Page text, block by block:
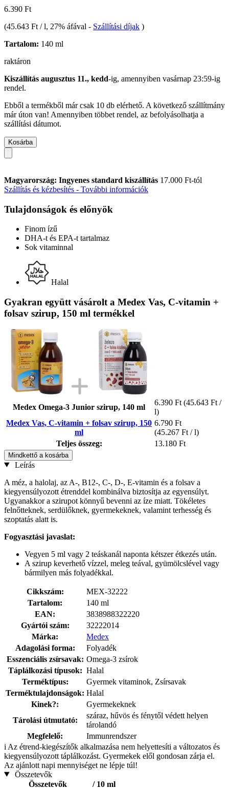
6.390 Ft
(45.643 Ft / l, 27% áfával - Szállítási díjak )
Tartalom: 140 ml
raktáron
Kiszállítás augusztus 11., kedd-ig, amennyiben vasárnap 23:59-ig
rendel.
Ebből a termékből már csak 10 db elérhető. A következő szállítmány
már úton van! Amennyiben többet rendel, az befolyásolhatja a
szállítási dátumot.
Kosárba
Magyarország: Ingyenes standard kiszállítás 17.000 Ft-tól
Szállítás és kézbesítés - További információk
Tulajdonságok és előnyök
Finom ízű
DHA-t és EPA-t tartalmaz
Sok vitaminnal
Halal
Gyakran együtt vásárolt a Medex Vas, C-vitamin +
folsav szirup, 150 ml termékkel
Medex Omega-3 Junior szirup, 140 ml
6.390 Ft (45.643 Ft /
l)
Medex Vas, C-vitamin + folsav szirup, 150
ml
6.790 Ft
(45.267 Ft / l)
Teljes összeg:
13.180 Ft
Mindkettő a kosárba
Leírás
A méz, a halolaj, az A-, B12-, C-, D-, E-vitamin és a folsav a
kiegyensúlyozott étrenddel kombinálva biztosítja az egyensúlyt.
Ugyanakkor a szirupot könnyű bevenni az íze miatt. Tökéletes
felnőtteknek, serdülőknek, gyermekeknek, valamint terhesség és
szoptatás alatt is.
Fogyasztási javaslat:
Vegyen 5 ml vagy 2 teáskanál naponta kétszer étkezés után.
A szirup keverhető vízzel, meleg teával, gyümölcslével vagy
bármilyen más folyadékkal.
Cikkszám:
MEX-32222
Tartalom:
140 ml
EAN:
3838988322220
Gyártói szám:
32222014
Márka:
Medex
Adagolási forma:
Folyadék
Esszenciális zsírsavak: Omega-3 zsírok
Táplálkozási típusok: Halal
Terméktípus:
Gyermek vitaminok, Zsírsavak
Terméktulajdonságok: Halal
Kinek?:
Gyermekeknek
Tárolási útmutató:
száraz, hűvös és fénytől védett helyen
tárolandó
Megfelelő:
Immunrendszer
i Az étrend-kiegészítők alkalmazása nem helyettesíti a változatos és
kiegyensúlyozott táplálkozást. Gyermekek elől gondosan zárja el.
Az ajánlott napi mennyiséget ne lépje túl!
Összetevők
Összetevők
/ 10 ml